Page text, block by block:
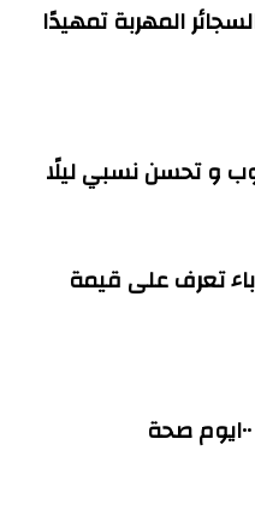
المهربة تمهيدًا
و تحسن نسبي ليلًا
تعرف على قيمة